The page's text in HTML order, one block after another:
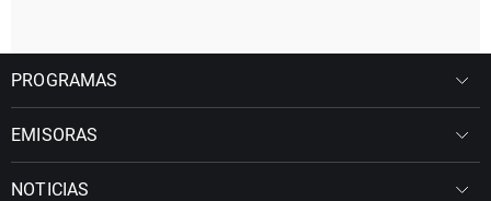
PROGRAMAS
EMISORAS
NOTICIAS